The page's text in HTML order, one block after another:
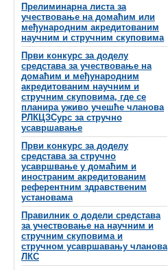
Прелиминарна листа за
учествовање на домаћим или
међународним акредитованим
научним и стручним скуповима
Први конкурс за доделу
средстава за учествовање на
домаћим и међународним
акредитованим научним и
стручним скуповима, где се
планира уживо учешће чланова
РЛКЦЗСурс за стручно
усавршавање
Први конкурс за доделу
средстава за стручно
усавршвање у домаћим и
иностраним акредитованим
референтним здравственим
установама
Правилник о додели средстава
за учествовање на научним и
стручним скуповима и
стручном усавршавању чланова
ЛКС